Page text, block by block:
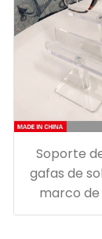
Soporte
gafas de
marco de